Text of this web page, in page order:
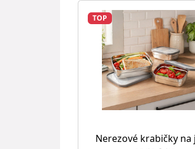
TOP
Nerezové krabičky na